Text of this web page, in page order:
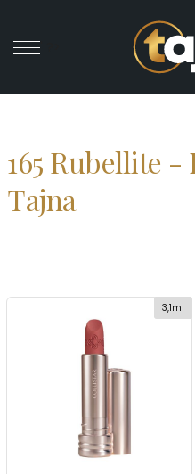
165 Rubellite
Tajna
3,1ml